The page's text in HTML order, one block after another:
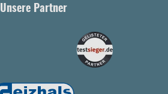
Unsere Partner